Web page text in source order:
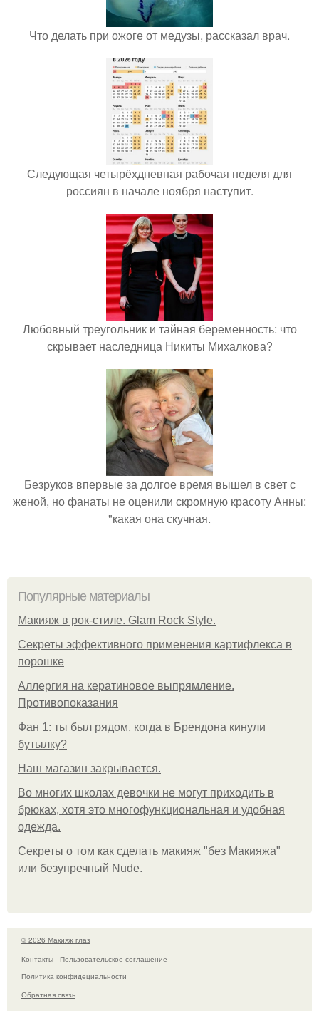
Что делать при ожоге от медузы, рассказал врач.
Следующая четырёхдневная рабочая неделя для
россиян в начале ноября наступит.
Любовный треугольник и тайная беременность: что
скрывает наследница Никиты Михалкова?
Безруков впервые за долгое время вышел в свет с
женой, но фанаты не оценили скромную красоту Анны:
"какая она скучная.
Популярные материалы
Макияж в рок-стиле. Glam Rock Style.
Секреты эффективного применения картифлекса в
порошке
Аллергия на кератиновое выпрямление.
Противопоказания
Фан 1: ты был рядом, когда в Брендона кинули
бутылку?
Нaш магaзин зaкрывaeтся.
Во многих школах девочки не могут приходить в
брюках, хотя это многофункциональная и удобная
одежда.
Секреты о том как сделать макияж "без Макияжа"
или безупречный Nude.
© 2026 Макияж глаз
Контакты
Пользовательское соглашение
Политика конфидециальности
Обратная связь